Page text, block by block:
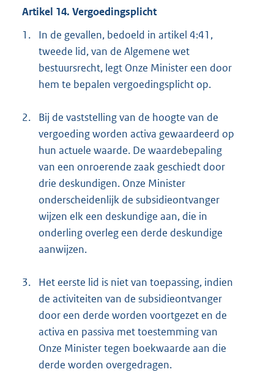
Artikel 14. Vergoedingsplicht
1.
In de gevallen, bedoeld in artikel 4:41,
tweede lid, van de Algemene wet
bestuursrecht, legt Onze Minister een door
hem te bepalen vergoedingsplicht op.
2.
Bij de vaststelling van de hoogte van de
vergoeding worden activa gewaardeerd op
hun actuele waarde. De waardebepaling
van een onroerende zaak geschiedt door
drie deskundigen. Onze Minister
onderscheidenlijk de subsidieontvanger
wijzen elk een deskundige aan, die in
onderling overleg een derde deskundige
aanwijzen.
3.
Het eerste lid is niet van toepassing, indien
de activiteiten van de subsidieontvanger
door een derde worden voortgezet en de
activa en passiva met toestemming van
Onze Minister tegen boekwaarde aan die
derde worden overgedragen.